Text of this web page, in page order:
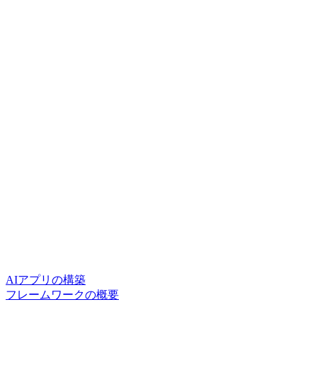
AIアプリの構築
フレームワークの概要